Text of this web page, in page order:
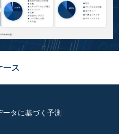
ース
ータに基づく予測